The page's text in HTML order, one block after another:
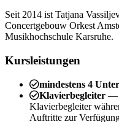
Seit 2014 ist Tatjana
Concertgebouw Orkest
Musikhochschule Karsruhe.
Kursleistungen
mindestens 4
Klavierbegleiter —
Klavierbegleiter
Auftritte zur